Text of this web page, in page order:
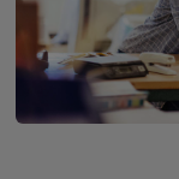
Inspiroidu
SV